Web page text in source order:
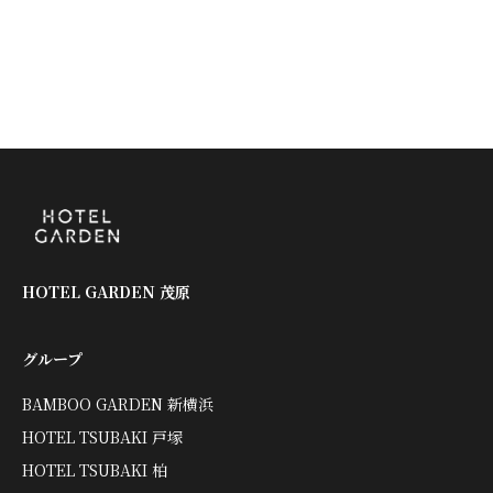
HOTEL GARDEN 茂原
グループ
BAMBOO GARDEN 新横浜
HOTEL TSUBAKI 戸塚
HOTEL TSUBAKI 柏